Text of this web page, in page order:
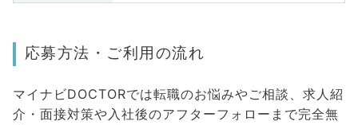
応募方法・ご利用の流れ
マイナビDOCTORでは転職のお悩みやご相談、求人紹
介・面接対策や入社後のアフターフォローまで完全無